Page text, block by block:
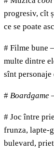
progresiv, cît
ce se poate
# Filme bune
multe dintre
sînt
# Boardgame
# Joc între
frunza, lapte-
bulevard,